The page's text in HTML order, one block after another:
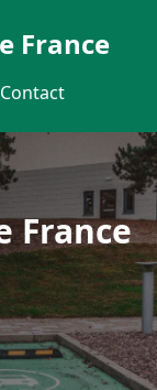
France
Contact
France